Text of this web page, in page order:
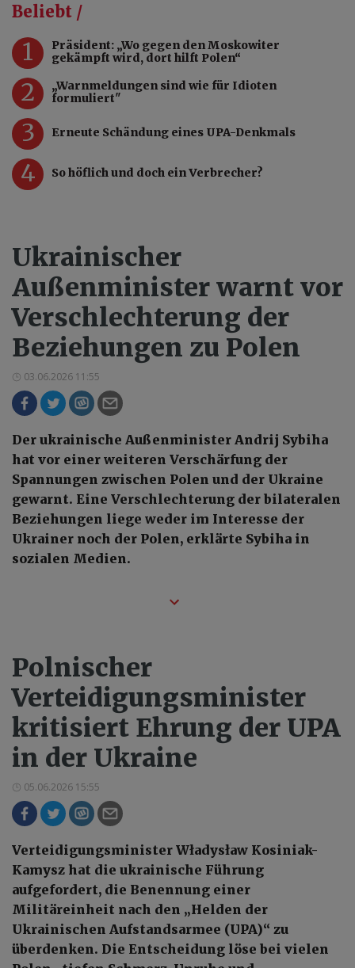
Beliebt /
1
Präsident: „Wo gegen den Moskowiter
gekämpft wird, dort hilft Polen“
2
„Warnmeldungen sind wie für Idioten
formuliert"
3 Erneute Schändung eines UPA-Denkmals
4 So höflich und doch ein Verbrecher?
Ukrainischer
Außenminister warnt vor
Verschlechterung der
Beziehungen zu Polen
03.06.2026 11:55
Der ukrainische Außenminister Andrij Sybiha
hat vor einer weiteren Verschärfung der
Spannungen zwischen Polen und der Ukraine
gewarnt. Eine Verschlechterung der bilateralen
Beziehungen liege weder im Interesse der
Ukrainer noch der Polen, erklärte Sybiha in
sozialen Medien.
Polnischer
Verteidigungsminister
kritisiert Ehrung der UPA
in der Ukraine
05.06.2026 15:55
Verteidigungsminister Władysław Kosiniak-
Kamysz hat die ukrainische Führung
aufgefordert, die Benennung einer
Militäreinheit nach den „Helden der
Ukrainischen Aufstandsarmee (UPA)“ zu
überdenken. Die Entscheidung löse bei vielen